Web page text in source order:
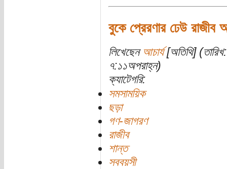
বুকে প্রেরণার ঢেউ রাজীব
লিখেছেন আচার্য[অতিথি]
৭:১১অপরাহ্ন)
ক্যাটেগরি:
সমসাময়িক
ছড়া
গণ-জাগরণ
রাজীব
শান্ত
সববয়সী